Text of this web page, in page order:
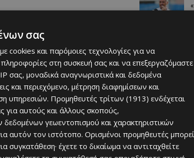
οι Ρώσοι συνάδελφοι στον
«δεν θα τον χαρακτήριζα
δύναμη της ομάδας, παρά την
δυόμισι χρόνια.
σας
cookies και παρόμοιες τεχνολογίες για να
στη συσκευή σας και να επεξεργαζόμαστε
σας, μοναδικά αναγνωριστικά και δεδομένα
και περιεχόμενο, μέτρηση διαφημίσεων και
υπηρεσιών. Προμηθευτές τρίτων (1913) ενδέχεται
για αυτούς και άλλους σκοπούς,
γεωεντοπισμού και χαρακτηριστικών
αυτόν τον ιστότοπο. Ορισμένοι προμηθευτές μπορεί
συγκατάθεση· έχετε το δικαίωμα να αντιταχθείτε